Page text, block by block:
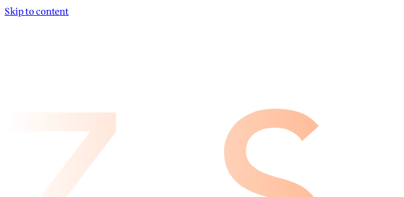
Skip to content